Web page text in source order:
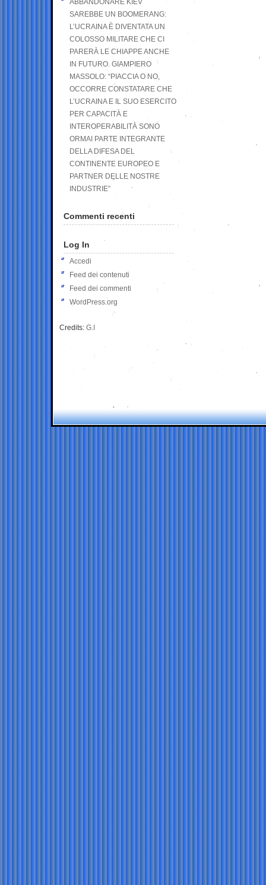
ABBANDONARE KIEV
SAREBBE UN BOOMERANG:
L’UCRAINA È DIVENTATA UN
COLOSSO MILITARE CHE CI
PARERÀ LE CHIAPPE ANCHE
IN FUTURO. GIAMPIERO
MASSOLO: “PIACCIA O NO,
OCCORRE CONSTATARE CHE
L’UCRAINA E IL SUO ESERCITO
PER CAPACITÀ E
INTEROPERABILITÀ SONO
ORMAI PARTE INTEGRANTE
DELLA DIFESA DEL
CONTINENTE EUROPEO E
PARTNER DELLE NOSTRE
INDUSTRIE”
Commenti recenti
Log In
Accedi
Feed dei contenuti
Feed dei commenti
WordPress.org
Credits: G.I